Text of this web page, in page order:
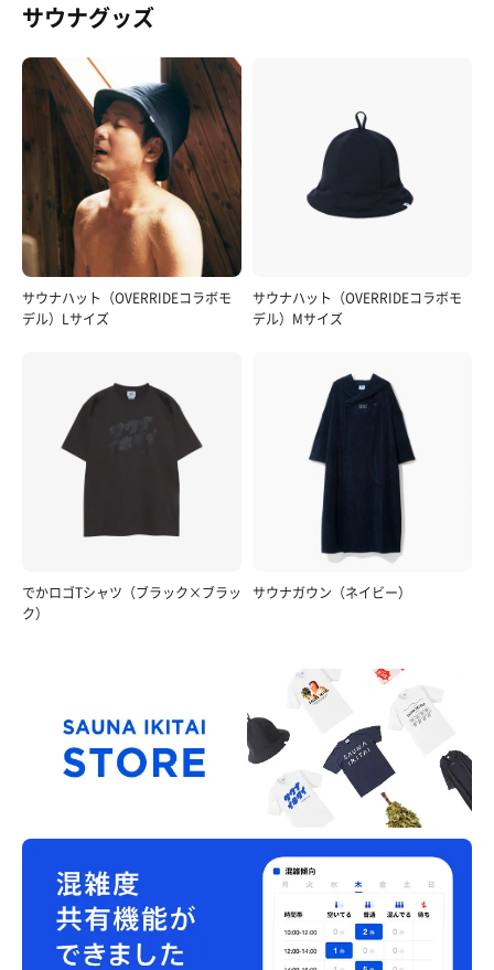
サウナグッズ
サウナハット（OVERRIDEコラボモ
デル）Lサイズ
サウナハット（OVERRIDEコラボモ
デル）Mサイズ
でかロゴTシャツ（ブラック×ブラッ
ク）
サウナガウン（ネイビー）